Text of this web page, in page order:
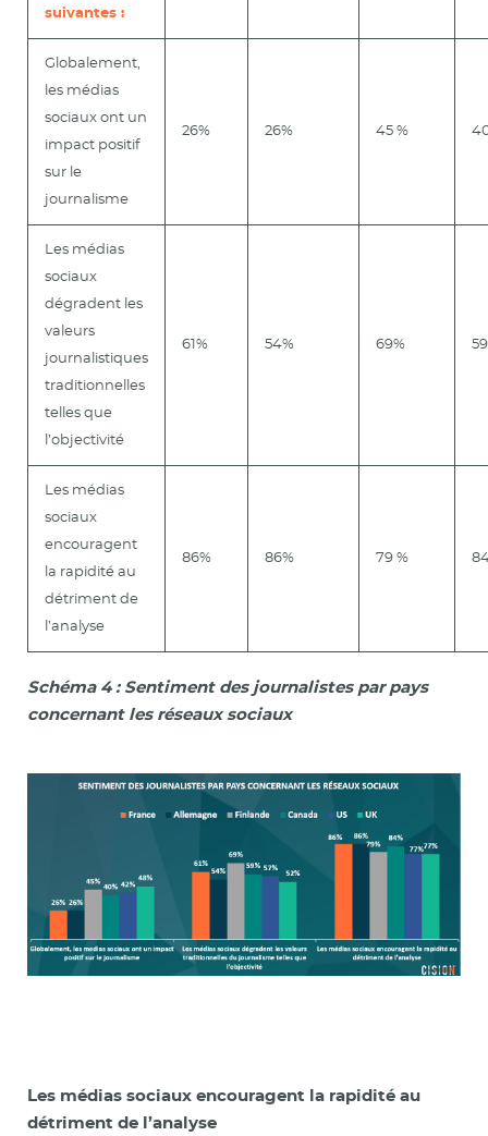
suivantes :
Globalement,
les médias
sociaux ont un
impact positif
sur le
journalisme
26% 26% 45 %
Les médias
sociaux
dégradent les
valeurs
journalistiques
traditionnelles
telles que
l’objectivité
61% 54% 69%
Les médias
sociaux
encouragent
la rapidité au
détriment de
l’analyse
86% 86% 79 %
Schéma 4 : Sentiment des journalistes par pays
concernant les réseaux sociaux
Les médias sociaux encouragent la rapidité au
détriment de l’analyse